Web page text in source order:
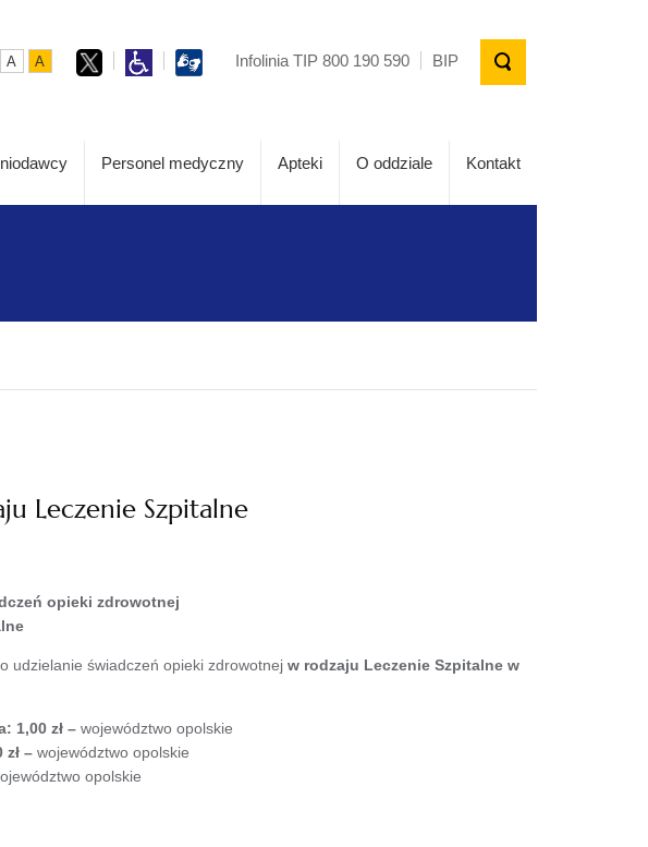
A A Infolinia TIP 800 190 590 BIP
Personel medyczny Apteki O oddziale Kontakt
Leczenie Szpitalne
opieki zdrowotnej
udzielanie świadczeń opieki zdrowotnej w rodzaju Leczenie Szpitalne w
1,00 zł – województwo opolskie
zł – województwo opolskie
opolskie